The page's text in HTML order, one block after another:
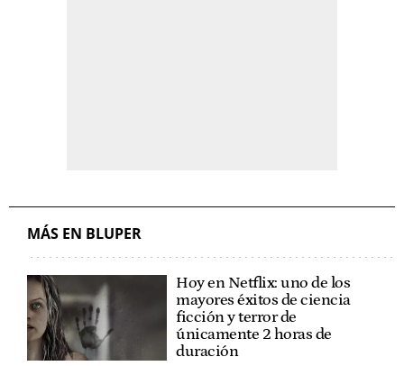
MÁS EN BLUPER
Hoy en Netflix: uno de los
mayores éxitos de ciencia
ficción y terror de
únicamente 2 horas de
duración